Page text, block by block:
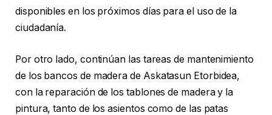
disponibles en los próximos días para el uso de la
ciudadanía.
Por otro lado, continúan las tareas de mantenimiento
de los bancos de madera de Askatasun Etorbidea,
con la reparación de los tablones de madera y la
pintura, tanto de los asientos como de las patas